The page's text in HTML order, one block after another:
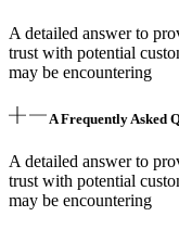
A detailed answer to
trust with potential
may be encountering
A Frequently Asked
A detailed answer to
trust with potential
may be encountering